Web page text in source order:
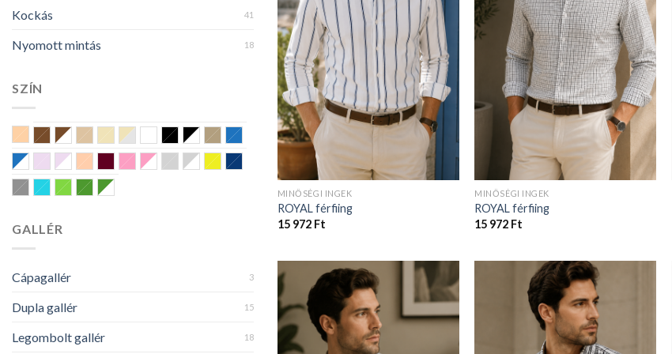
Kockás 41
Nyomott mintás 18
SZÍN
Barackvirág
Barna Barna-fehér
DrappEcrü Egyéb/több színű
FehérFeketeFekete-fehér
Khaki
Kék-fehér
Lila Narancssárga
PadlizsánRózsaszín
Rózsaszín-fehér
SzürkeSzürke-fehér
Sárga
Sötétszürke
Világoskék
Világoszöld
Zöld
GALLÉR
Cápagallér 3
Dupla gallér 15
Legombolt gallér 18
MINŐSÉGI INGEK
ROYAL férfiing
15 972 Ft
MINŐSÉGI INGEK
ROYAL férfiing
15 972 Ft